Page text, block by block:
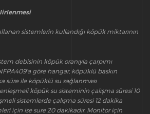
sistemlerin kullandığı köpük miktarının
debisinin köpük oranıyla çarpımı
göre hangar, köpüklü baskın
süre ile köpüklü su sağlanması
köpük su sisteminin çalışma süresi 10
sistemlerde çalışma süresi 12 dakika
için ise sure 20 dakikadır. Monitor için